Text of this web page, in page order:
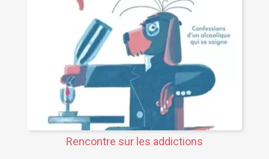
Rencontre sur les addictions